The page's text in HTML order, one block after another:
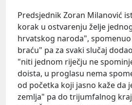
Predsjednik Zoran Milanović
korak u ostvarenju želje
hrvatskog naroda",
braću" pa za svaki slučaj
"niti jednom riječju ne
doista, u proglasu nema
od početka koji jasno kaže da
zemlja" pa do trijumfalnog